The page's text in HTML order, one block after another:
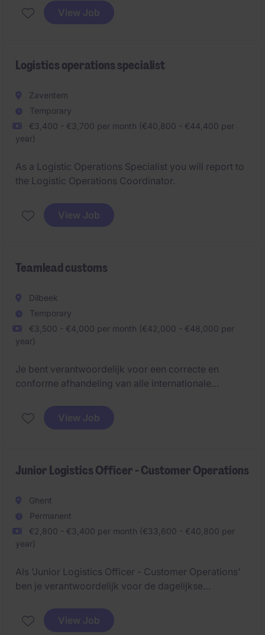
temporary role is based in Wavre and requires a
detail-oriented professional with a strong
View Job
Logistics operations specialist
Zaventem
Temporary
€3,400 - €3,700 per month (€40,800 - €44,400 per
year)
As a Logistic Operations Specialist you will report to
the Logistic Operations Coordinator.
View Job
Teamlead customs
Dilbeek
Temporary
€3,500 - €4,000 per month (€42,000 - €48,000 per
year)
Je bent verantwoordelijk voor een correcte en
conforme afhandeling van alle internationale
luchttransport) en zorg je ervoor dat alle douane- en
handelsprocessen vlot verlopen. Je combineert
en een optimale samenwerking met interne en
View Job
Junior Logistics Officer - Customer Operations
Ghent
Permanent
€2,800 - €3,400 per month (€33,600 - €40,800 per
year)
Als 'Junior Logistics Officer - Customer Operations'
ben je verantwoordelijk voor de dagelijkse
portefeuille van klanten. Je zorgt ervoor dat
goederenstromen vlot verlopen, dossiers
View Job